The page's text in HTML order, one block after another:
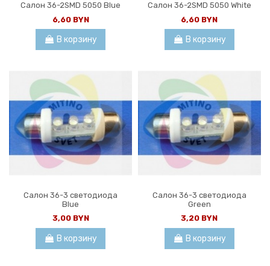
Салон 36-2SMD 5050 Blue
6,60 BYN
В корзину
Салон 36-2SMD 5050 White
6,60 BYN
В корзину
Салон 36-3 светодиода
Blue
3,00 BYN
В корзину
Салон 36-3 светодиода
Green
3,20 BYN
В корзину